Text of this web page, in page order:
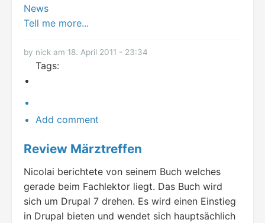
News
Tell me more...
by nick am 18. April 2011 - 23:34
Tags:
Add comment
Review Märztreffen
Nicolai berichtete von seinem Buch welches
gerade beim Fachlektor liegt. Das Buch wird
sich um Drupal 7 drehen. Es wird einen Einstieg
in Drupal bieten und wendet sich hauptsächlich